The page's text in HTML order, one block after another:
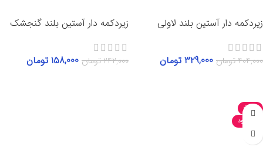
زیردکمه دار آستین بلند لاولی
404,000تومان 329,000 تومان
زیردکمه دار آستین بلند گنجشک
242,000تومان 158,000 تومان
-35%
ناموجود